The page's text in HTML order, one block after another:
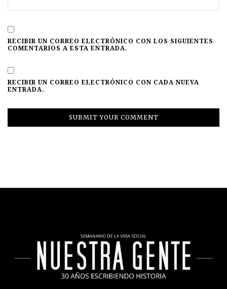
RECIBIR UN CORREO ELECTRÓNICO CON LOS SIGUIENTES
COMENTARIOS A ESTA ENTRADA.
RECIBIR UN CORREO ELECTRÓNICO CON CADA NUEVA
ENTRADA.